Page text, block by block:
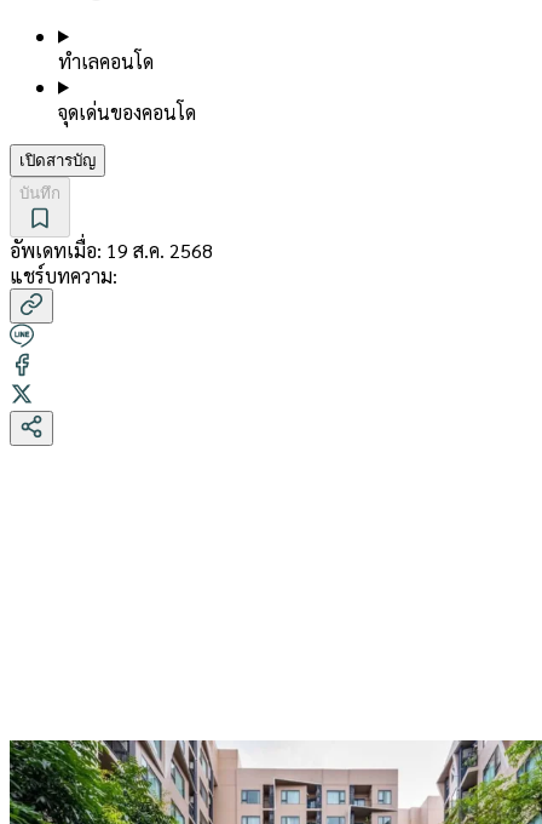
ทำเลคอนโด
จุดเด่นของคอนโด
เปิดสารบัญ
บันทึก
อัพเดทเมื่อ: 19 ส.ค. 2568
แชร์บทความ: